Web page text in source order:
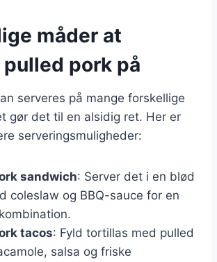
måder at
pork på
serveres på mange forskellige
gør det til en alsidig ret. Her er
serveringsmuligheder:
sandwich: Server det i en blød
coleslaw og BBQ-sauce for en
tacos: Fyld tortillas med pulled
salsa og friske